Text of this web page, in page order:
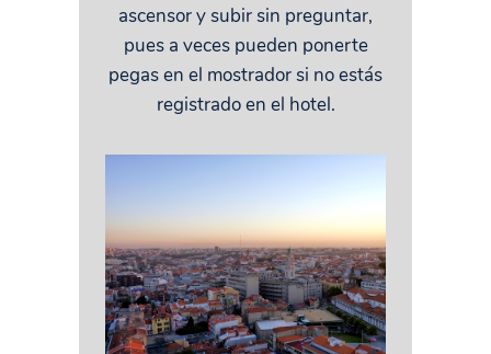
ascensor y subir sin preguntar,
pues a veces pueden ponerte
pegas en el mostrador si no estás
registrado en el hotel.